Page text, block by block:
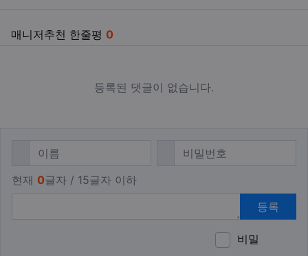
매니저추천 한줄평 0
등록된 댓글이 없습니다.
댓글쓰기
필수 비밀번호필수
현재 0글자 / 15글자 이하
등록
비밀